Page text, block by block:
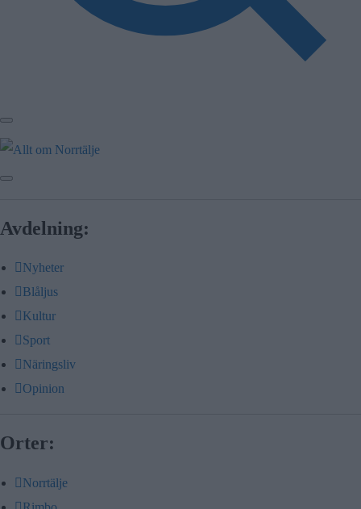
Avdelning:
Nyheter
Blåljus
Kultur
Sport
Näringsliv
Opinion
Orter:
Norrtälje